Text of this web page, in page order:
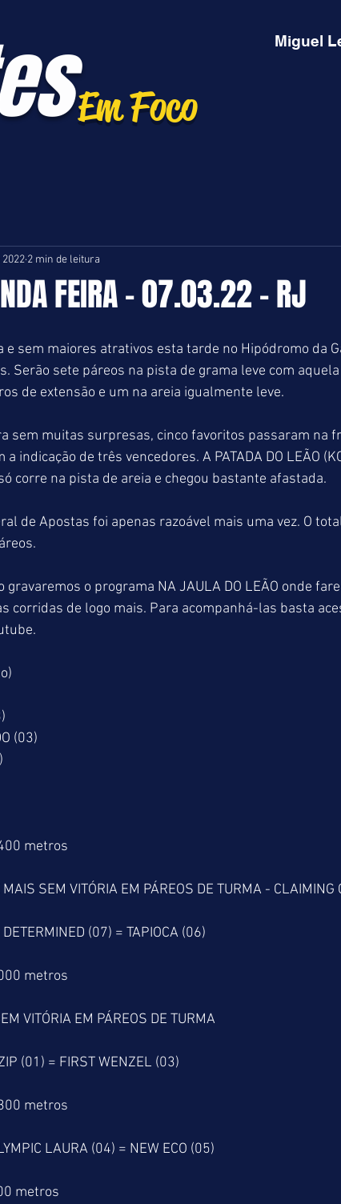
Em Foco
Miguel
FEIRA - 07.03.22 - RJ
2022 2 min de leitura
e sem maiores atrativos esta tarde no Hipódromo da
Serão sete páreos na pista de grama leve com
de extensão e um na areia igualmente leve.
sem muitas surpresas, cinco favoritos passaram na
indicação de três vencedores. A PATADA DO LEÃO
corre na pista de areia e chegou bastante afastada.
de Apostas foi apenas razoável mais uma vez. O
gravaremos o programa NA JAULA DO LEÃO onde
corridas de logo mais. Para acompanhá-las basta
(03)
metros
SEM VITÓRIA EM PÁREOS DE TURMA - CLAIMING
(07) = TAPIOCA (06)
metros
VITÓRIA EM PÁREOS DE TURMA
(01) = FIRST WENZEL (03)
metros
LAURA (04) = NEW ECO (05)
metros